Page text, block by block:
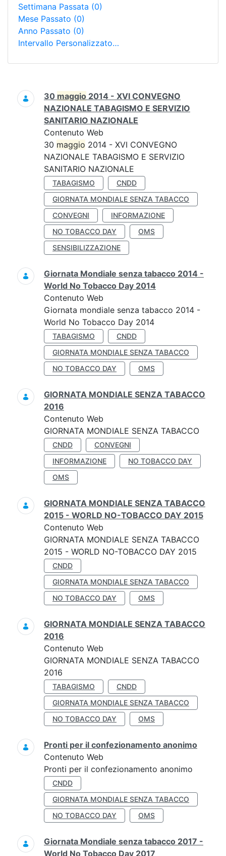
Settimana Passata (0)
Mese Passato (0)
Anno Passato (0)
Intervallo Personalizzato…
Ricerca
30 maggio 2014 - XVI CONVEGNO
NAZIONALE TABAGISMO E SERVIZIO
SANITARIO NAZIONALE
Contenuto Web
30 maggio 2014 - XVI CONVEGNO
NAZIONALE TABAGISMO E SERVIZIO
SANITARIO NAZIONALE
TABAGISMO
CNDD
GIORNATA MONDIALE SENZA TABACCO
CONVEGNI
INFORMAZIONE
NO TOBACCO DAY
OMS
SENSIBILIZZAZIONE
Giornata Mondiale senza tabacco 2014 -
World No Tobacco Day 2014
Contenuto Web
Giornata mondiale senza tabacco 2014 -
World No Tobacco Day 2014
TABAGISMO
CNDD
GIORNATA MONDIALE SENZA TABACCO
NO TOBACCO DAY
OMS
GIORNATA MONDIALE SENZA TABACCO
2016
Contenuto Web
GIORNATA MONDIALE SENZA TABACCO
CNDD
CONVEGNI
INFORMAZIONE
NO TOBACCO DAY
OMS
GIORNATA MONDIALE SENZA TABACCO
2015 - WORLD NO-TOBACCO DAY 2015
Contenuto Web
GIORNATA MONDIALE SENZA TABACCO
2015 - WORLD NO-TOBACCO DAY 2015
CNDD
GIORNATA MONDIALE SENZA TABACCO
NO TOBACCO DAY
OMS
GIORNATA MONDIALE SENZA TABACCO
2016
Contenuto Web
GIORNATA MONDIALE SENZA TABACCO
2016
TABAGISMO
CNDD
GIORNATA MONDIALE SENZA TABACCO
NO TOBACCO DAY
OMS
Pronti per il confezionamento anonimo
Contenuto Web
Pronti per il confezionamento anonimo
CNDD
GIORNATA MONDIALE SENZA TABACCO
NO TOBACCO DAY
OMS
Giornata Mondiale senza tabacco 2017 -
World No Tobacco Day 2017